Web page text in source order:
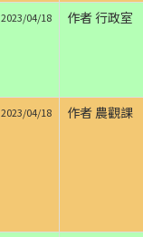
2023/04/18 作者 行政室
2023/04/18 作者 農觀課